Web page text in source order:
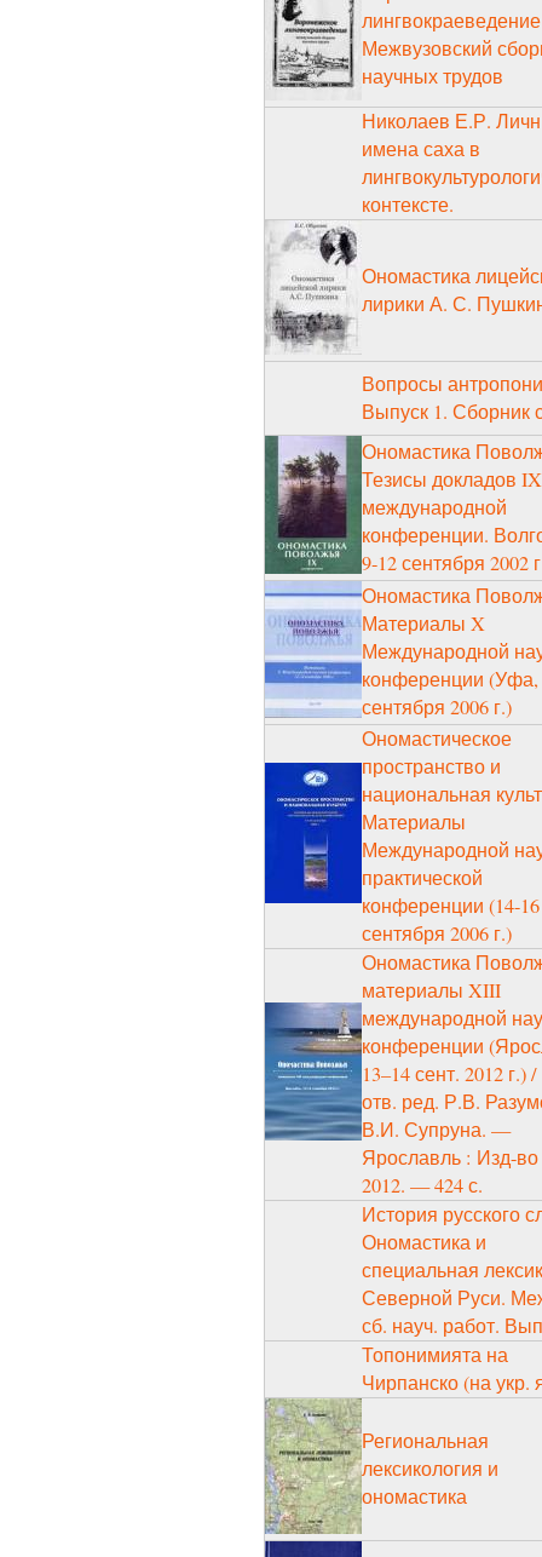
Межвузовский
научных трудов
Николаев Е.Р.
имена саха в
контексте.
Ономастика
лирики А. С.
Вопросы
Выпуск 1. Сборник
Ономастика
Тезисы докладов IX
международной
конференции.
9-12 сентября 2002
Ономастика
Материалы X
Международной
конференции (Уфа,
сентября 2006 г.)
Ономастическое
пространство и
национальная
Материалы
Международной
практической
конференции (14-16
сентября 2006 г.)
Ономастика
материалы XIII
международной
конференции
13–14 сент. 2012 г.)
отв. ред. Р.В.
В.И. Супруна. —
Ярославль : Изд-
2012. — 424 с.
История русского
Ономастика и
специальная
Северной Руси.
сб. науч. работ.
Топонимията на
Чирпанско (на укр.
Региональная
лексикология и
ономастика